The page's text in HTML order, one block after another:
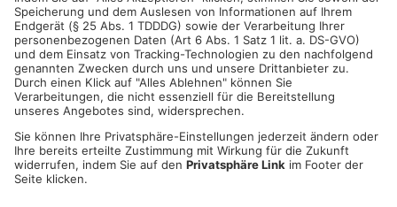
ANZEIGE
Mehr aus Main-